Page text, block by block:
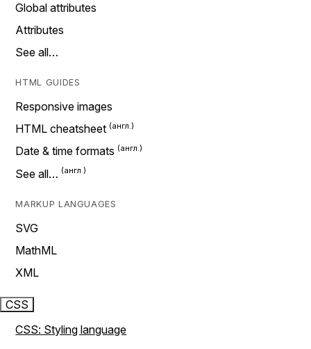
Global attributes
Attributes
See all…
HTML GUIDES
Responsive images
HTML cheatsheet
Date & time formats
See all…
MARKUP LANGUAGES
SVG
MathML
XML
CSS
CSS: Styling language